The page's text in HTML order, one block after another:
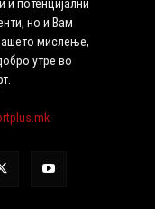
и потенцијални
но и Вам
мислење,
утре во